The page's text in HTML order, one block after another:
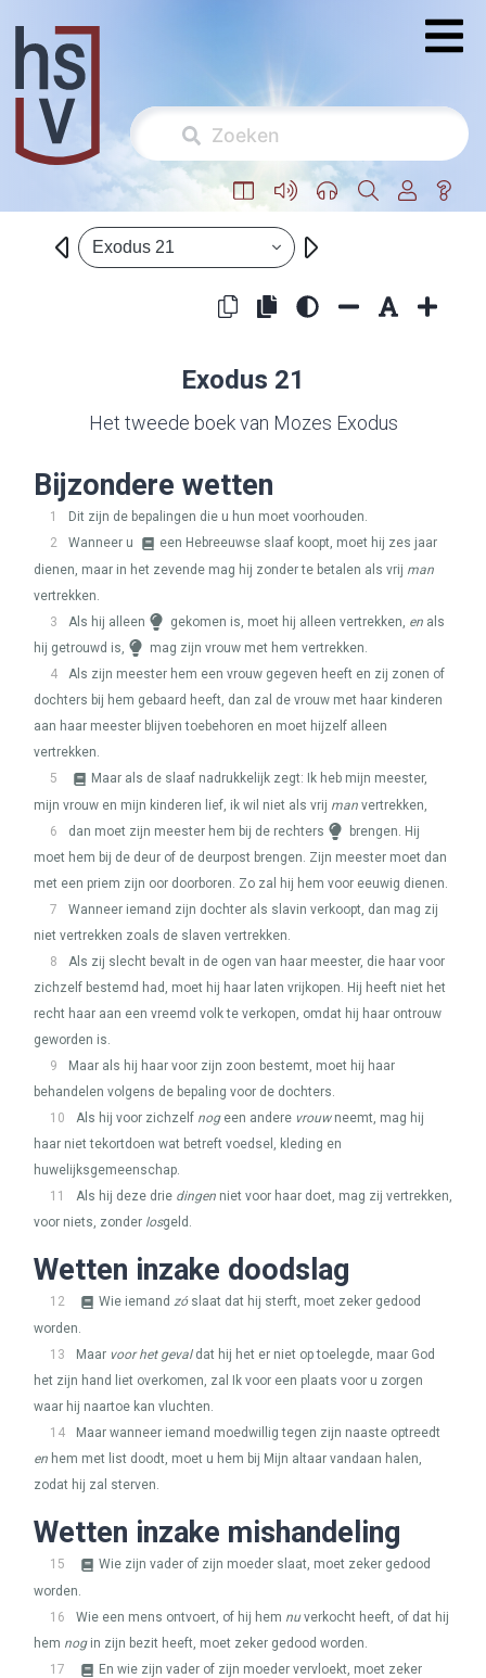
Exodus 21
Exodus 21
Het tweede boek van Mozes Exodus
Bijzondere wetten
1
Dit zijn de bepalingen die u hun moet voorhouden.
2
Wanneer u
een Hebreeuwse slaaf koopt, moet hij zes jaar
dienen, maar in het zevende mag hij zonder te betalen als vrij man
vertrekken.
3
Als hij alleen gekomen is, moet hij alleen vertrekken, en als
hij getrouwd is,
mag zijn vrouw met hem vertrekken.
4
Als zijn meester hem een vrouw gegeven heeft en zij zonen of
dochters bij hem gebaard heeft, dan zal de vrouw met haar kinderen
aan haar meester blijven toebehoren en moet hijzelf alleen
vertrekken.
5
Maar als de slaaf nadrukkelijk zegt: Ik heb mijn meester,
mijn vrouw en mijn kinderen lief, ik wil niet als vrij man vertrekken,
6
dan moet zijn meester hem bij de rechters
brengen. Hij
moet hem bij de deur of de deurpost brengen. Zijn meester moet dan
met een priem zijn oor doorboren. Zo zal hij hem voor eeuwig dienen.
7
Wanneer iemand zijn dochter als slavin verkoopt, dan mag zij
niet vertrekken zoals de slaven vertrekken.
8
Als zij slecht bevalt in de ogen van haar meester, die haar voor
zichzelf bestemd had, moet hij haar laten vrijkopen. Hij heeft niet het
recht haar aan een vreemd volk te verkopen, omdat hij haar ontrouw
geworden is.
9
Maar als hij haar voor zijn zoon bestemt, moet hij haar
behandelen volgens de bepaling voor de dochters.
10
Als hij voor zichzelf nogeen andere vrouwneemt, mag hij
haar niet tekortdoen wat betreft voedsel, kleding en
huwelijksgemeenschap.
11
Als hij deze drie dingen niet voor haar doet, mag zij vertrekken,
voor niets, zonder losgeld.
Wetten inzake doodslag
12 Wie iemand zóslaat dat hij sterft, moet zeker gedood
worden.
13
Maar voor het gevaldat hij het er niet op toelegde, maar God
het zijn hand liet overkomen, zal Ik voor een plaats voor u zorgen
waar hij naartoe kan vluchten.
14
Maar wanneer iemand moedwillig tegen zijn naaste optreedt
en hem met list doodt, moet u hem bij Mijn altaar vandaan halen,
zodat hij zal sterven.
Wetten inzake mishandeling
15
Wie zijn vader of zijn moeder slaat, moet zeker gedood
worden.
16
Wie een mens ontvoert, of hij hem nuverkocht heeft, of dat hij
hem nogin zijn bezit heeft, moet zeker gedood worden.
17
En wie zijn vader of zijn moeder vervloekt, moet zeker